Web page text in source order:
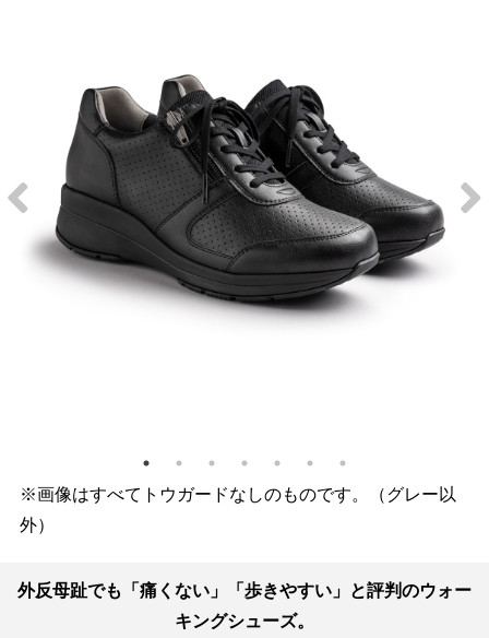
※画像はすべてトウガードなしのものです。（グレー以
外）
外反母趾でも「痛くない」「歩きやすい」と評判のウォー
キングシューズ。